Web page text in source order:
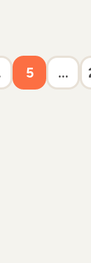
5 ...